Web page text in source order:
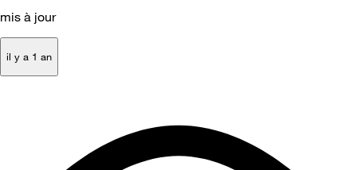
mis à jour
il y a 1 an